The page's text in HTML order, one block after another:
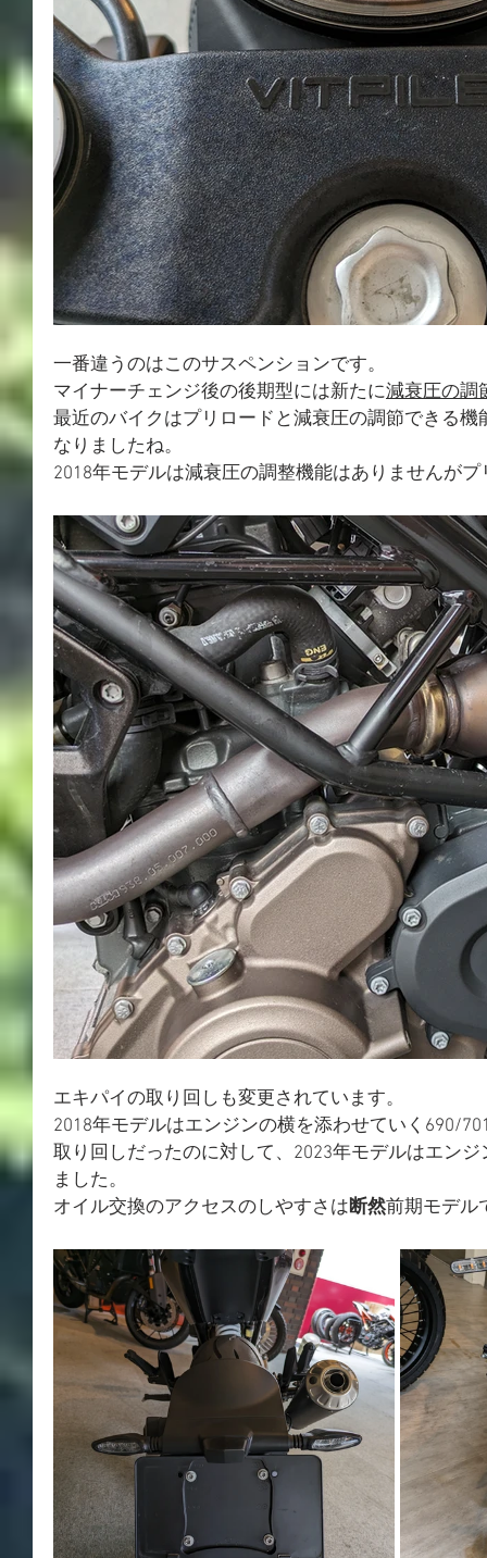
一番違うのはこのサスペンションです。
マイナーチェンジ後の後期型には新たに減衰圧の調
最近のバイクはプリロードと減衰圧の調節できる
なりましたね。
2018年モデルは減衰圧の調整機能はありませんが
エキパイの取り回しも変更されています。
2018年モデルはエンジンの横を添わせていく690/
取り回しだったのに対して、2023年モデルはエン
ました。
オイル交換のアクセスのしやすさは断然前期モデル